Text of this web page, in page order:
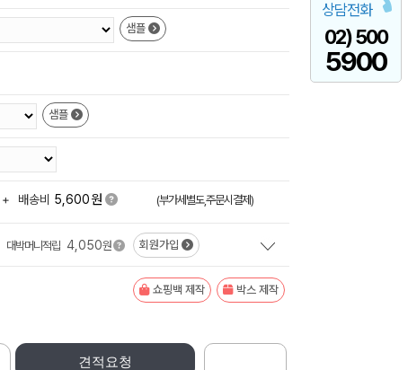
상담전화
02) 500
5900
샘플
샘플
+ 배송비 5,600원 (부가세별도,주문시결제)
대박머니적립 4,050원 회원가입
쇼핑백 제작 박스 제작
견적요청